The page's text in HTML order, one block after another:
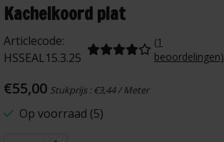
Kachelkoord plat
Articlecode:
HSSEAL15.3.25
(1
beoordelingen)
€55,00 Stukprijs : €3,44 / Meter
Op voorraad (5)